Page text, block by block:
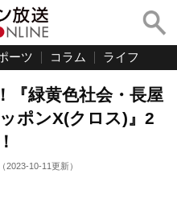
ーツ コラム ライフ
『緑黄色社会・長屋
ポンX(クロス)』2
（2023-10-11更新）